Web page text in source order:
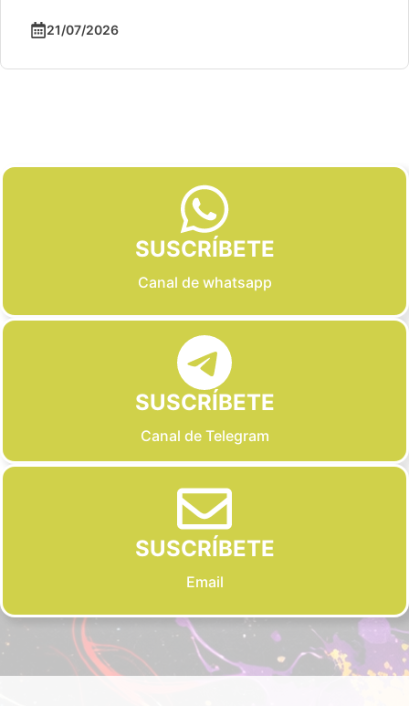
21/07/2026
SUSCRÍBETE
Canal de whatsapp
SUSCRÍBETE
Canal de Telegram
SUSCRÍBETE
Email